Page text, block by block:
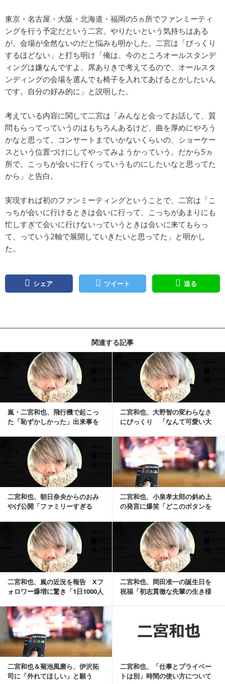
東京・名古屋・大阪・北海道・福岡の5ヵ所でファンミーティ
ングを行う予定だという二宮。やりたいという気持ちはある
が、会場が全然ないのだと悩みも明かした。二宮は「びっくり
するほどない」と打ち明け「俺は、今のところオールスタンデ
ィングは嫌なんですよ。席ありきで考えてるので、オールスタ
ンディングの会場を選んでも椅子を入れてあげるとかしたいん
です。自分の好み的に」と説明した。
考えている内容に関して二宮は「みんなと会ってお話して、質
問もらってっていうのはもちろんあるけど、曲を厚めにやろう
かなと思って。コンサートまでいかないくらいの、ショーケー
スという位置づけにしてやってみようかっていう。だから5ヵ
所で。こっちが会いに行くっていうものにしたいなと思ってた
から」と告白。
実現すれば初のファンミーティングということで、二宮は「こ
っちが会いに行けるときは会いに行って、こっちがあまりにも
忙しすぎて会いに行けないっていうときは会いに来てもらっ
て、っていう2軸で展開していきたいと思ってた」と明かし
た。
シェア ツイート 送る
関連する記事
嵐・二宮和也、飛行機で起こっ
た「恥ずかしかった」出来事を
二宮和也、大野智の変わらなさ
にびっくり 「なんて可愛い大
記事を読む
二宮和也、朝日奈央からのおみ
やげ公開「ファミリーすぎる
二宮和也、小泉孝太郎の斜め上
の発言に爆笑「どこのボタンを
記事を読む
二宮和也、嵐の近況を報告 Xフ
ォロワー爆増に驚き「1日1000人
二宮和也、岡田准一の誕生日を
祝福「初志貫徹な先輩の生き様
記事を読む
二宮和也＆菊池風磨ら、伊沢拓
司に「外れてほしい」と願う
二宮和也、「仕事とプライベー
トは別」時間の使い方について
記事を読む